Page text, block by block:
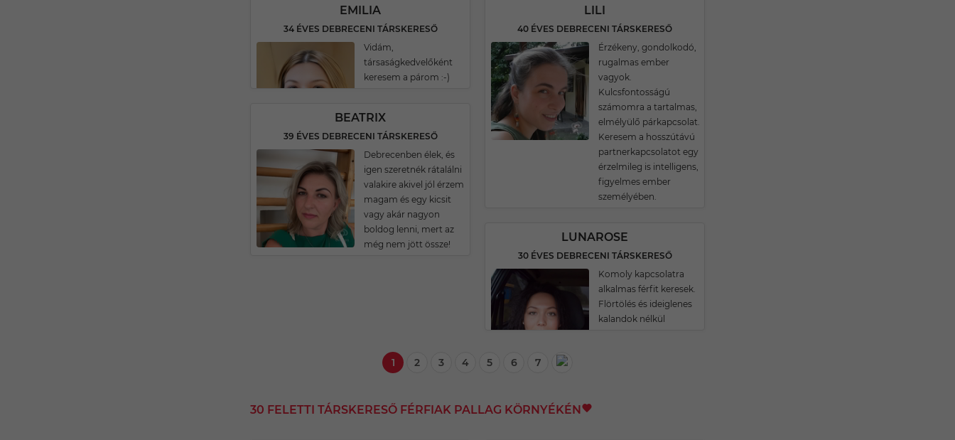
EMILIA
34 ÉVES DEBRECENI TÁRSKERESŐ
Vidám,
társaságkedvelőként
keresem a párom :-)
BEATRIX
39 ÉVES DEBRECENI TÁRSKERESŐ
Debrecenben élek, és
igen szeretnék rátalálni
valakire akivel jól érzem
magam és egy kicsit
vagy akár nagyon
boldog lenni, mert az
még nem jött össze!
LILI
40 ÉVES DEBRECENI TÁRSKERESŐ
Érzékeny, gondolkodó,
rugalmas ember
vagyok.
Kulcsfontosságú
számomra a tartalmas,
elmélyülő párkapcsolat.
Keresem a hosszútávú
partnerkapcsolatot egy
érzelmileg is intelligens,
figyelmes ember
személyében.
LUNAROSE
30 ÉVES DEBRECENI TÁRSKERESŐ
Komoly kapcsolatra
alkalmas férfit keresek.
Flörtölés és ideiglenes
kalandok nélkül
1 2 3 4 5 6 7
30 FELETTI TÁRSKERESŐ FÉRFIAK PALLAG KÖRNYÉKÉN